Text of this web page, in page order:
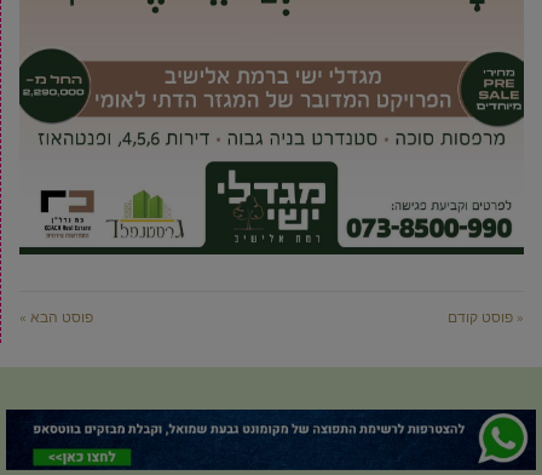
« פוסט קודם פוסט הבא »